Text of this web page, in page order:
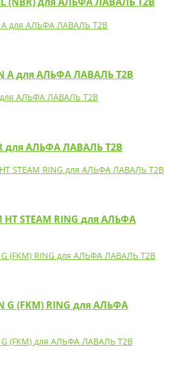
A для АЛЬФА ЛАВАЛЬ T2B
для АЛЬФА ЛАВАЛЬ T2B
STEAM RING для АЛЬФА
(FKM) RING для АЛЬФА